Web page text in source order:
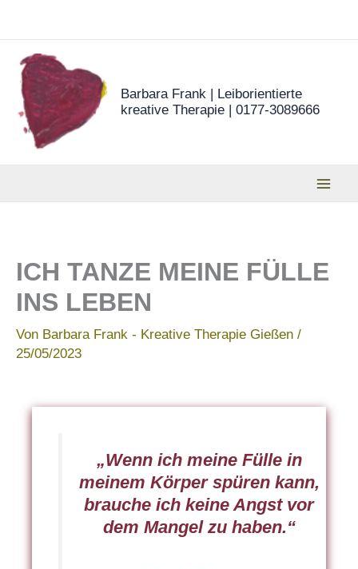
springen
Barbara Frank | Leiborientierte
kreative Therapie | 0177-3089666
ICH TANZE MEINE FÜLLE
INS LEBEN
Von Barbara Frank - Kreative Therapie Gießen /
25/05/2023
„Wenn ich meine Fülle in
meinem Körper spüren kann,
brauche ich keine Angst vor
dem Mangel zu haben.“